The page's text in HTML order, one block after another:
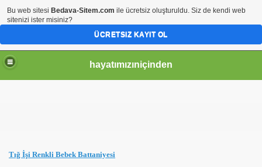
hayatımızıniçinden
Tığ İşi Renkli Bebek Battaniyesi
Bu web sitesi Bedava-Sitem.com ile ücretsiz oluşturuldu. Siz de kendi web
sitenizi ister misiniz?
ÜCRETSIZ KAYIT OL